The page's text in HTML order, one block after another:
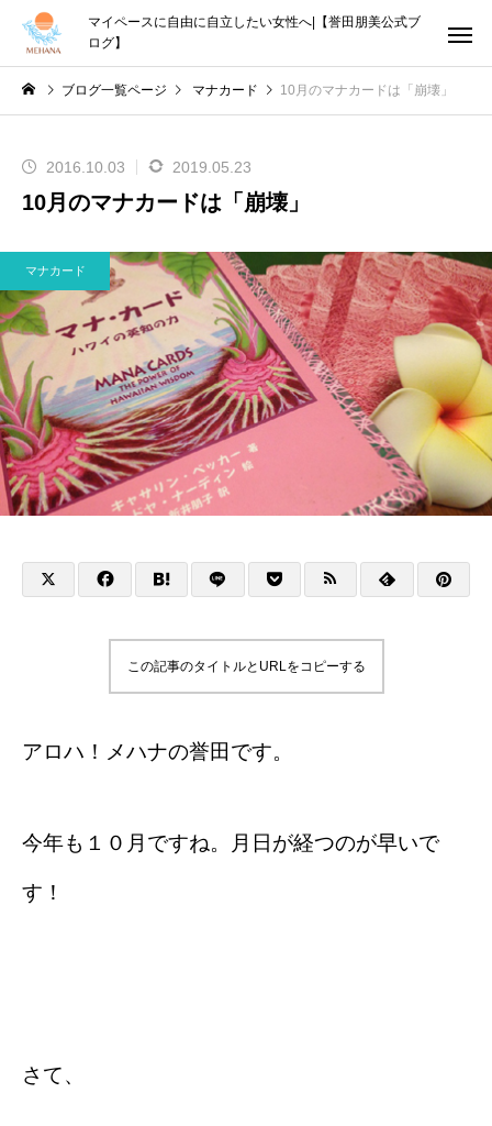
マイペースに自由に自立したい女性へ|【誉田朋美公式ブ
ログ】
ブログ一覧ページ マナカード 10月のマナカードは「崩壊」
2016.10.03 2019.05.23
10月のマナカードは「崩壊」
マナカード
この記事のタイトルとURLをコピーする
アロハ！メハナの誉田です。
今年も１０月ですね。月日が経つのが早いで
す！
さて、